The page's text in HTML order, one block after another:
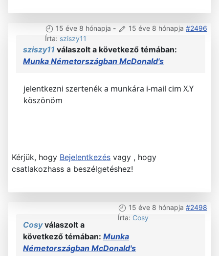
15 éve 8 hónapja - 15 éve 8 hónapja #2496
Írta: sziszy11
sziszy11 válaszolt a következő témában:
Munka Németországban McDonald's
jelentkezni szertenék a munkára i-mail cim X.Y
köszönöm
Kérjük, hogy Bejelentkezés vagy , hogy
csatlakozhass a beszélgetéshez!
15 éve 8 hónapja #2498
Írta: Cosy
Cosyválaszolt a
következő témában: Munka
Németországban McDonald's